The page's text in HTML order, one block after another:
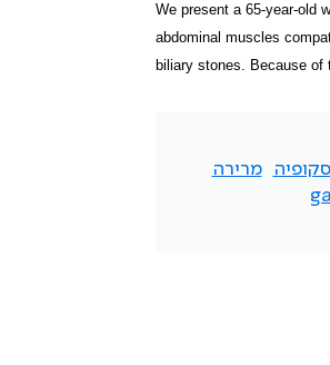
We present a 65-year-old
abdominal muscles
biliary stones. Because
מרירה